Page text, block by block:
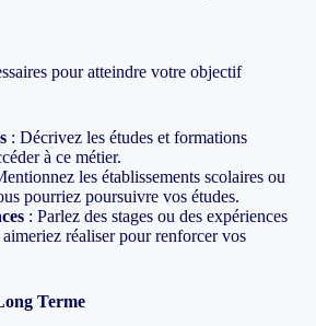
pour atteindre votre objectif
: Décrivez les études et formations
à ce métier.
les établissements scolaires ou
pourriez poursuivre vos études.
: Parlez des stages ou des expériences
réaliser pour renforcer vos
Terme